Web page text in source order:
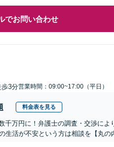
でお問い合わせ
歩3分営業時間：09:00~17:00（平日）
料金表を見る
万円に！弁護士の調査・交渉によ
生活が不安という方は相談を【丸の